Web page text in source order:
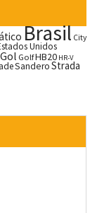
Brasil City
Unidos
Gol GolfHB20 HR-V
SanderoStrada